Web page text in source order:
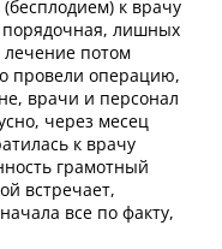
к врачу
лишных
лечение потом
провели операцию,
врачи и персонал
через месец
к врачу
грамотный
встречает,
все по факту,